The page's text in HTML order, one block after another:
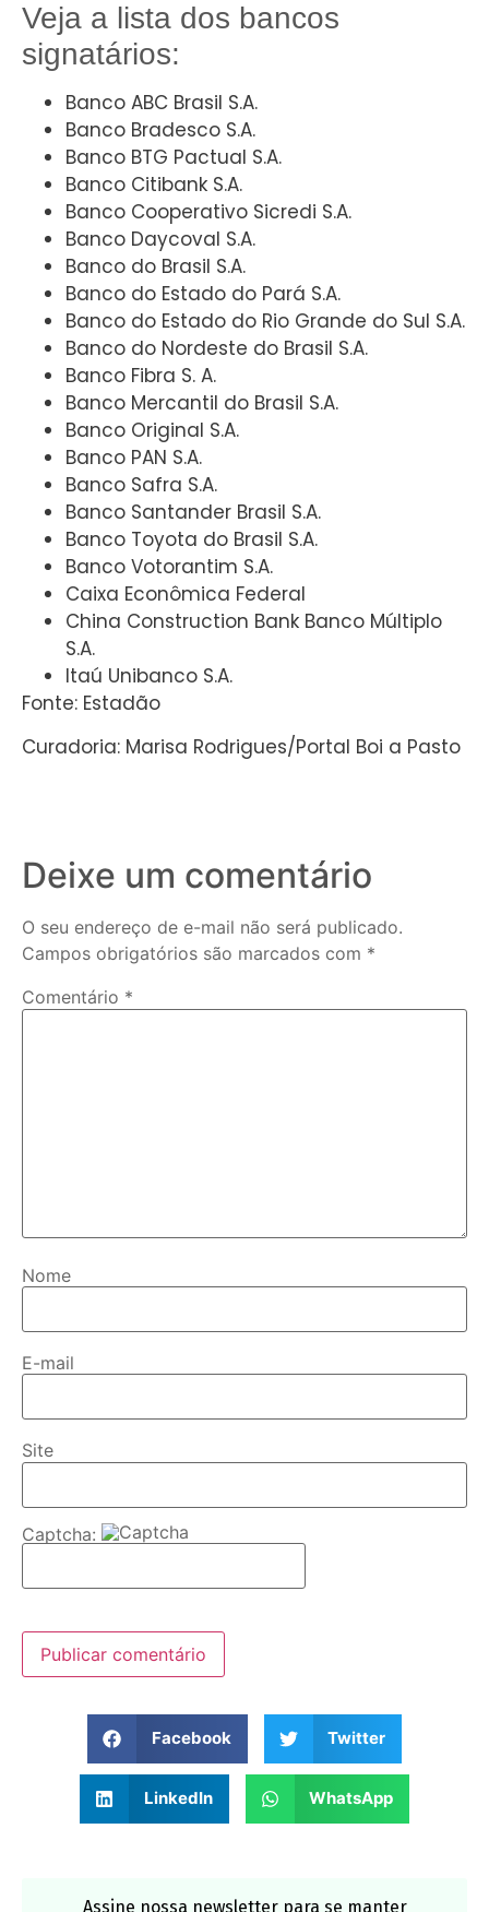
Veja a lista dos bancos
signatários:
Banco ABC Brasil S.A.
Banco Bradesco S.A.
Banco BTG Pactual S.A.
Banco Citibank S.A.
Banco Cooperativo Sicredi S.A.
Banco Daycoval S.A.
Banco do Brasil S.A.
Banco do Estado do Pará S.A.
Banco do Estado do Rio Grande do Sul S.A.
Banco do Nordeste do Brasil S.A.
Banco Fibra S. A.
Banco Mercantil do Brasil S.A.
Banco Original S.A.
Banco PAN S.A.
Banco Safra S.A.
Banco Santander Brasil S.A.
Banco Toyota do Brasil S.A.
Banco Votorantim S.A.
Caixa Econômica Federal
China Construction Bank Banco Múltiplo
S.A.
Itaú Unibanco S.A.
Fonte: Estadão
Curadoria: Marisa Rodrigues/Portal Boi a Pasto
Deixe um comentário
O seu endereço de e-mail não será publicado.
Campos obrigatórios são marcados com *
Comentário *
Nome
E-mail
Site
Captcha:
Facebook Twitter
LinkedIn WhatsApp
Assine nossa newsletter para se manter